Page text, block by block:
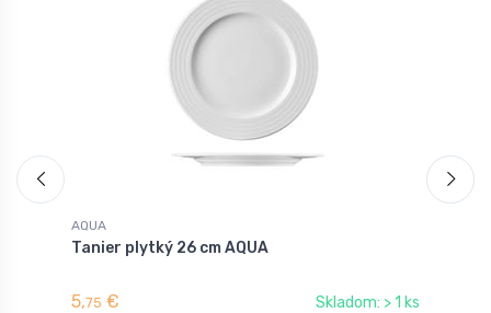
AQUA
Tanier plytký 26 cm AQUA
5,75 € Skladom: > 1 ks